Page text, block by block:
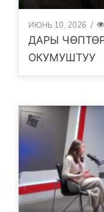
ИЮНЬ 10, 2026 /
ДАРЫ
ОКУМУШТУУ